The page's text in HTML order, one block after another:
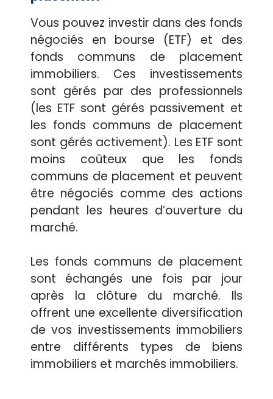
Vous pouvez investir dans des fonds
négociés en bourse (ETF) et des
fonds communs de placement
immobiliers. Ces investissements
sont gérés par des professionnels
(les ETF sont gérés passivement et
les fonds communs de placement
sont gérés activement). Les ETF sont
moins coûteux que les fonds
communs de placement et peuvent
être négociés comme des actions
pendant les heures d’ouverture du
marché.
Les fonds communs de placement
sont échangés une fois par jour
après la clôture du marché. Ils
offrent une excellente diversification
de vos investissements immobiliers
entre différents types de biens
immobiliers et marchés immobiliers.